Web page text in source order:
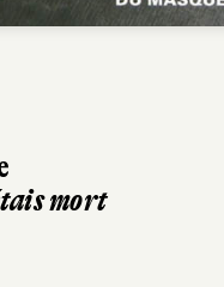
mort